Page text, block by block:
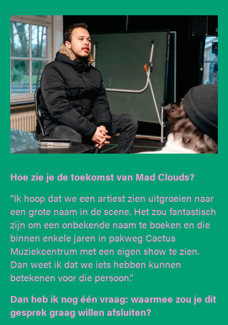
Hoe zie je de toekomst van Mad Clouds?
“Ik hoop dat we een artiest zien uitgroeien naar
een grote naam in de scene. Het zou fantastisch
zijn om een onbekende naam te boeken en die
binnen enkele jaren in pakweg Cactus
Muziekcentrum met een eigen show te zien.
Dan weet ik dat we iets hebben kunnen
betekenen voor die persoon.”
Dan heb ik nog één vraag: waarmee zou je dit
gesprek graag willen afsluiten?